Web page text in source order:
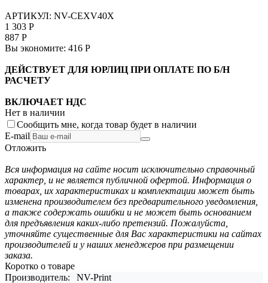
АРТИКУЛ: NV-CEXV40X
1 303 Р
887 Р
Вы экономите: 416 Р
ДЕЙСТВУЕТ ДЛЯ ЮРЛИЦ ПРИ ОПЛАТЕ ПО Б/Н
РАСЧЕТУ
ВКЛЮЧАЕТ НДС
Нет в наличии
Сообщить мне, когда товар будет в наличии
E-mail
Отложить
Вся информация на сайте носит исключительно справочный
характер, и не является публичной офертой. Информация о
товарах, их характеристиках и комплектации может быть
изменена производителем без предварительного уведомления,
а также содержать ошибки и не может быть основанием
для предъявления каких-либо претензий. Пожалуйста,
уточняйте существенные для Вас характеристики на сайтах
производителей и у наших менеджеров при размещении
заказа.
Коротко о товаре
Производитель:
NV-Print